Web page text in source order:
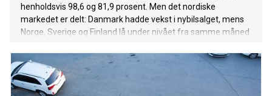
henholdsvis 98,6 og 81,9 prosent. Men det nordiske
markedet er delt: Danmark hadde vekst i nybilsalget, mens
Norge, Sverige og Finland lå under nivået fra samme måned